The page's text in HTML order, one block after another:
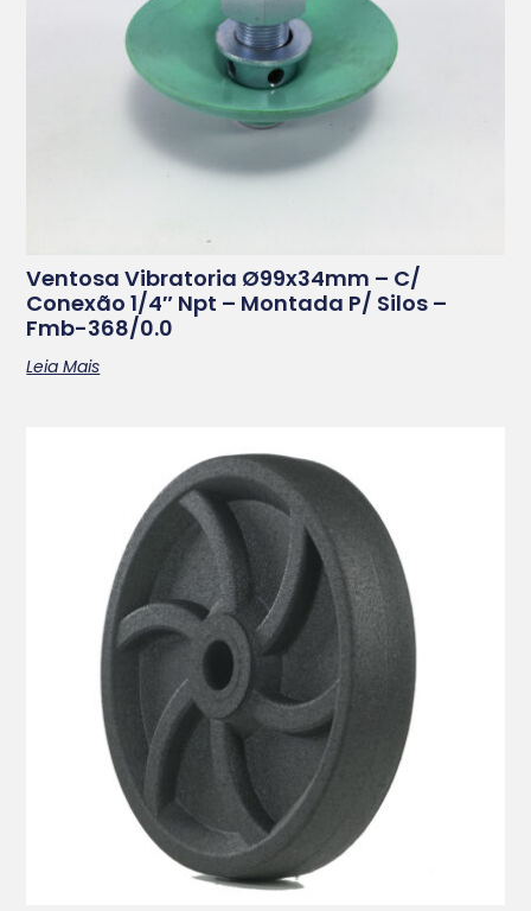
Ventosa Vibratoria Ø99x34mm – C/
Conexão 1/4″ Npt – Montada P/ Silos –
Fmb-368/0.0
Leia Mais